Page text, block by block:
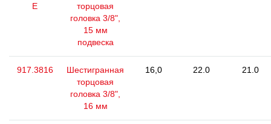
E
торцовая
головка 3/8",
15 мм
подвеска
917.3816
Шестигранная
торцовая
головка 3/8",
16 мм
16,0 22.0 21.0